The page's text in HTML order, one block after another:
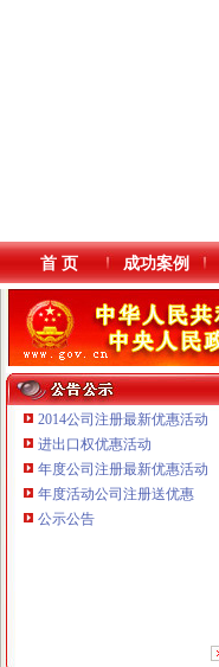
本站导航
首 页 成功案例
2014公司注册最新优惠活动
进出口权优惠活动
年度公司注册最新优惠活动
年度活动公司注册送优惠
公示公告